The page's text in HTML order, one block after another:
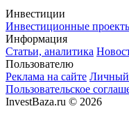
Инвестиции
Инвестиционные
Информация
Статьи, аналитика
Пользователю
Реклама на сайте Личный
Пользовательское
InvestBaza.ru © 2026